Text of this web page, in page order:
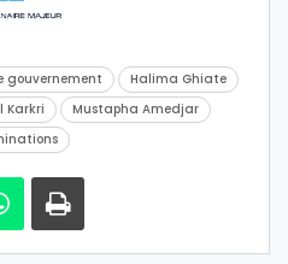
gouvernement
Halima Ghiate
Karkri
Mustapha Amedjar